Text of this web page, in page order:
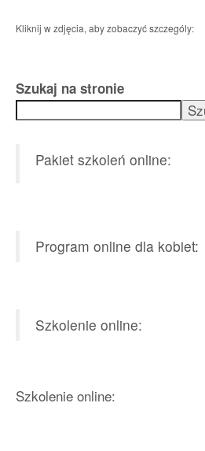
Kliknij w zdjęcia, aby zobaczyć szczególy:
Szukaj na stronie
Pakiet szkoleń online:
Program online dla kobiet:
Szkolenie online:
Szkolenie online: